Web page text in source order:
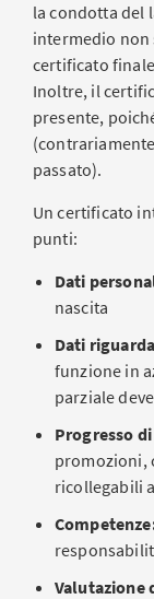
la condotta del
intermedio
certificato
Inoltre, il
presente,
passato).
Un certificato
punti:
Dati
nascita
Dati
funzione in
parziale
Progresso
promozioni,
ricollegabili
Valutazione